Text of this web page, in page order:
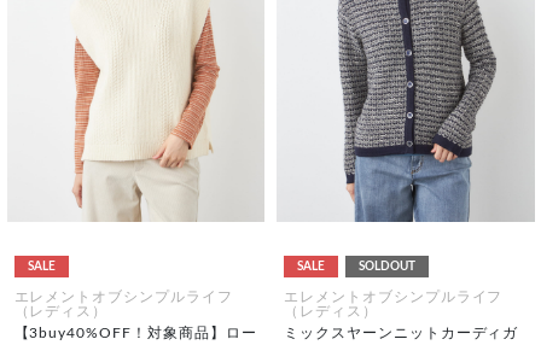
SALE
エレメントオブシンプルライフ
（レディス）
【3buy40%OFF！対象商品】ロー
SALE SOLDOUT
エレメントオブシンプルライフ
（レディス）
ミックスヤーンニットカーディガ